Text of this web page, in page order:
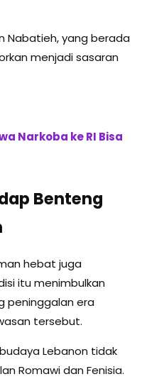
Nabatieh, yang berada
menjadi sasaran
Narkoba ke RI Bisa
Benteng
hebat juga
itu menimbulkan
peninggalan era
tersebut.
Lebanon tidak
Romawi dan Fenisia.